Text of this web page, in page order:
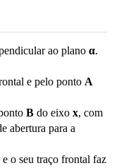
ao plano α.
e pelo ponto A
Bdo eixo x, com
abertura para a
o seu traço frontal faz